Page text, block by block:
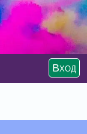
Вход